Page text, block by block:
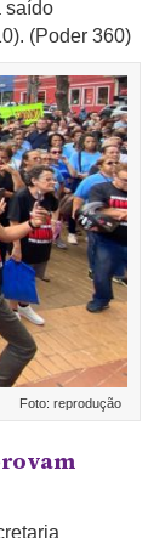
saído
(Poder 360)
Foto: reprodução